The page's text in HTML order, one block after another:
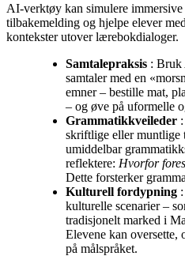
AI-verktøy kan simulere
tilbakemelding og hjelpe elever
kontekster utover lærebokdialoger.
Samtalepraksis : Bruk
samtaler med en
emner – bestille mat,
– og øve på uformelle
Grammatikkveileder
skriftlige eller
umiddelbar
reflektere: Hvorfor
Dette forsterker
Kulturell fordypning
kulturelle scenarier –
tradisjonelt marked i
Elevene kan oversette,
på målspråket.